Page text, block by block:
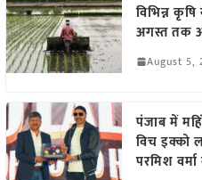
विभिन्न
अगस्त तक
August 5,
पंजाब में
विच इक्को
परमिश